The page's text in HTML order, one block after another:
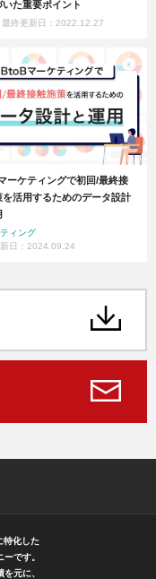
いた重要ポイント
最終更新日：2022.12.27
ーケティングで初回/最終接
を活用するためのデータ設計
ィング
日：2024.09.24
特化した
です。
元に、